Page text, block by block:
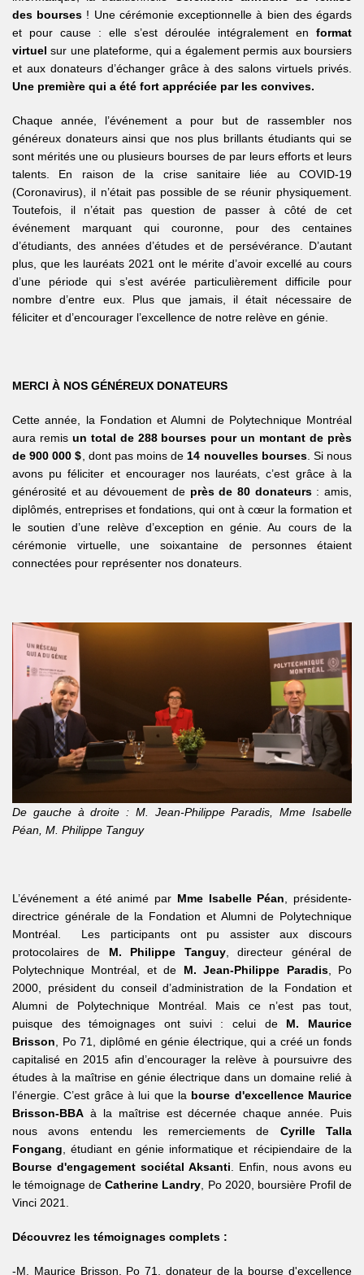
des bourses ! Une cérémonie exceptionnelle à bien des égards
et pour cause : elle s’est déroulée intégralement en format
virtuel sur une plateforme, qui a également permis aux boursiers
et aux donateurs d’échanger grâce à des salons virtuels privés.
Une première qui a été fort appréciée par les convives.
Chaque année, l’événement a pour but de rassembler nos
généreux donateurs ainsi que nos plus brillants étudiants qui se
sont mérités une ou plusieurs bourses de par leurs efforts et leurs
talents. En raison de la crise sanitaire liée au COVID-19
(Coronavirus), il n’était pas possible de se réunir physiquement.
Toutefois, il n’était pas question de passer à côté de cet
événement marquant qui couronne, pour des centaines
d’étudiants, des années d’études et de persévérance. D’autant
plus, que les lauréats 2021 ont le mérite d’avoir excellé au cours
d’une période qui s’est avérée particulièrement difficile pour
nombre d’entre eux. Plus que jamais, il était nécessaire de
féliciter et d’encourager l’excellence de notre relève en génie.
MERCI À NOS GÉNÉREUX DONATEURS
Cette année, la Fondation et Alumni de Polytechnique Montréal
aura remis un total de 288 bourses pour un montant de près
de 900 000 $, dont pas moins de14 nouvelles bourses. Si nous
avons pu féliciter et encourager nos lauréats, c’est grâce à la
générosité et au dévouement de près de 80 donateurs: amis,
diplômés, entreprises et fondations, qui ont à cœur la formation et
le soutien d’une relève d’exception en génie. Au cours de la
cérémonie virtuelle, une soixantaine de personnes étaient
connectées pour représenter nos donateurs.
De gauche à droite : M. Jean-Philippe Paradis, Mme Isabelle
Péan, M. Philippe Tanguy
L’événement a été animé par Mme Isabelle Péan , présidente-
directrice générale de la Fondation et Alumni de Polytechnique
Montréal. Les participants ont pu assister aux discours
protocolaires de M. Philippe Tanguy, directeur général de
Polytechnique Montréal, et de M. Jean-Philippe Paradis, Po
2000, président du conseil d’administration de la Fondation et
Alumni de Polytechnique Montréal. Mais ce n’est pas tout,
puisque des témoignages ont suivi : celui de M. Maurice
Brisson , Po 71, diplômé en génie électrique, qui a créé un fonds
capitalisé en 2015 afin d’encourager la relève à poursuivre des
études à la maîtrise en génie électrique dans un domaine relié à
l’énergie. C’est grâce à lui que la bourse d'excellence Maurice
Brisson-BBA à la maîtrise est décernée chaque année. Puis
nous avons entendu les remerciements de Cyrille Talla
Fongang , étudiant en génie informatique et récipiendaire de la
Bourse d'engagement sociétal Aksanti . Enfin, nous avons eu
le témoignage deCatherine Landry , Po 2020, boursière Profil de
Vinci 2021.
Découvrez les témoignages complets :
-M. Maurice Brisson, Po 71, donateur de la bourse d'excellence